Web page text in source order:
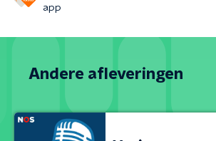
app
Andere afleveringen